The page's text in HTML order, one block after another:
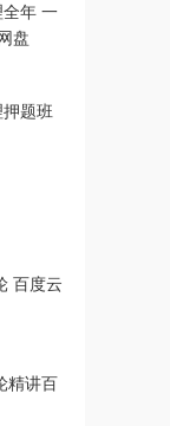
年 一
盘
题班
百度云
精讲百